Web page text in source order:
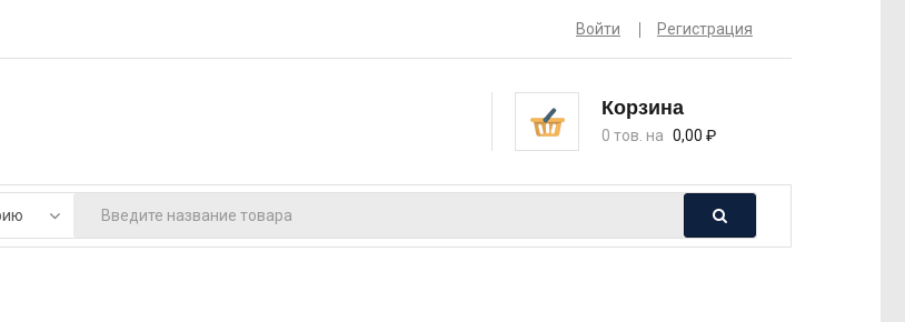
Войти Регистрация
Корзина
0 тов. на 0,00 ₽